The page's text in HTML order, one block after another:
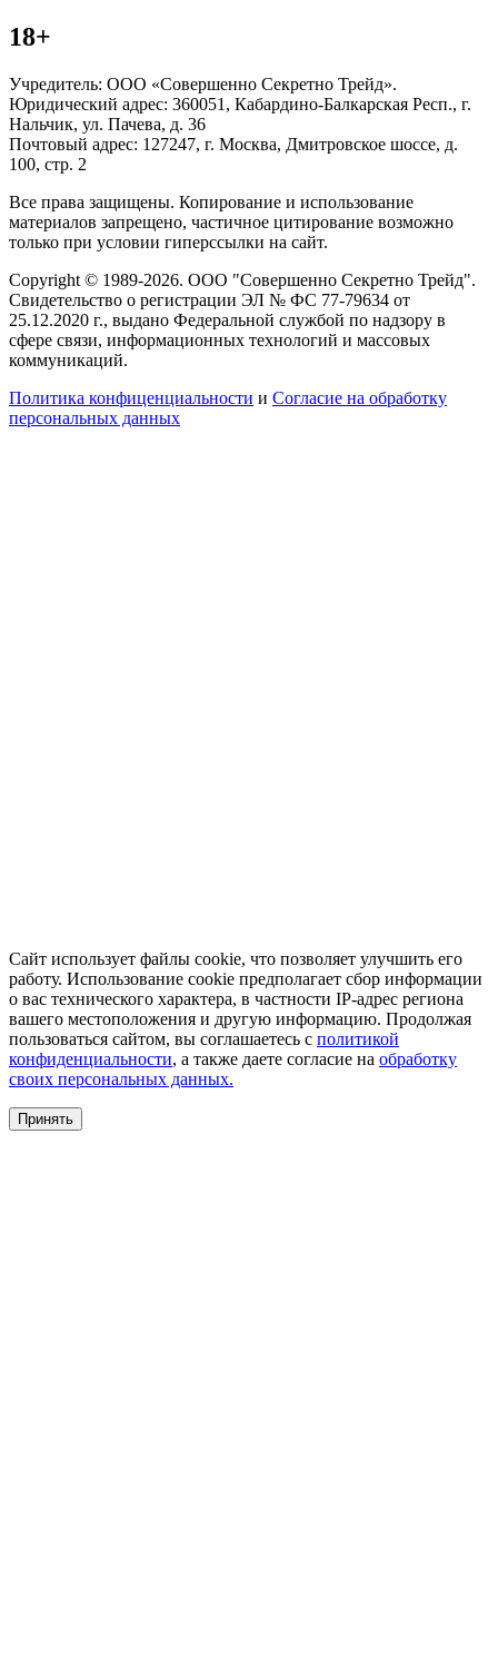
18+
Учредитель: ООО «Совершенно Секретно Трейд».
Юридический адрес: 360051, Кабардино-Балкарская Респ., г.
Нальчик, ул. Пачева, д. 36
Почтовый адрес: 127247, г. Москва, Дмитровское шоссе, д.
100, стр. 2
Все права защищены. Копирование и использование
материалов запрещено, частичное цитирование возможно
только при условии гиперссылки на сайт.
Copyright © 1989-2026. ООО "Совершенно Секретно Трейд".
Свидетельство о регистрации ЭЛ № ФС 77-79634 от
25.12.2020 г., выдано Федеральной службой по надзору в
сфере связи, информационных технологий и массовых
коммуникаций.
Политика конфиценциальности и Согласие на обработку
персональных данных
Сайт использует файлы cookie, что позволяет улучшить его
работу. Использование cookie предполагает сбор информации
о вас технического характера, в частности IP-адрес региона
вашего местоположения и другую информацию. Продолжая
пользоваться сайтом, вы соглашаетесь с политикой
конфиденциальности, а также даете согласие на обработку
своих персональных данных.
Принять